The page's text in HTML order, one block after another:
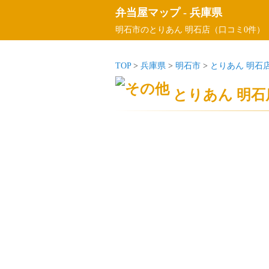
弁当屋マップ- 兵庫県
明石市のとりあん 明石店（口コミ0件）
TOP> 兵庫県 > 明石市 > とりあん 明石
とりあん 明石